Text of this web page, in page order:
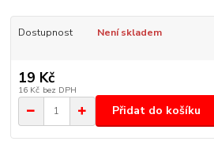
Dostupnost Není skladem
19 Kč
16 Kč bez DPH
Přidat do košíku